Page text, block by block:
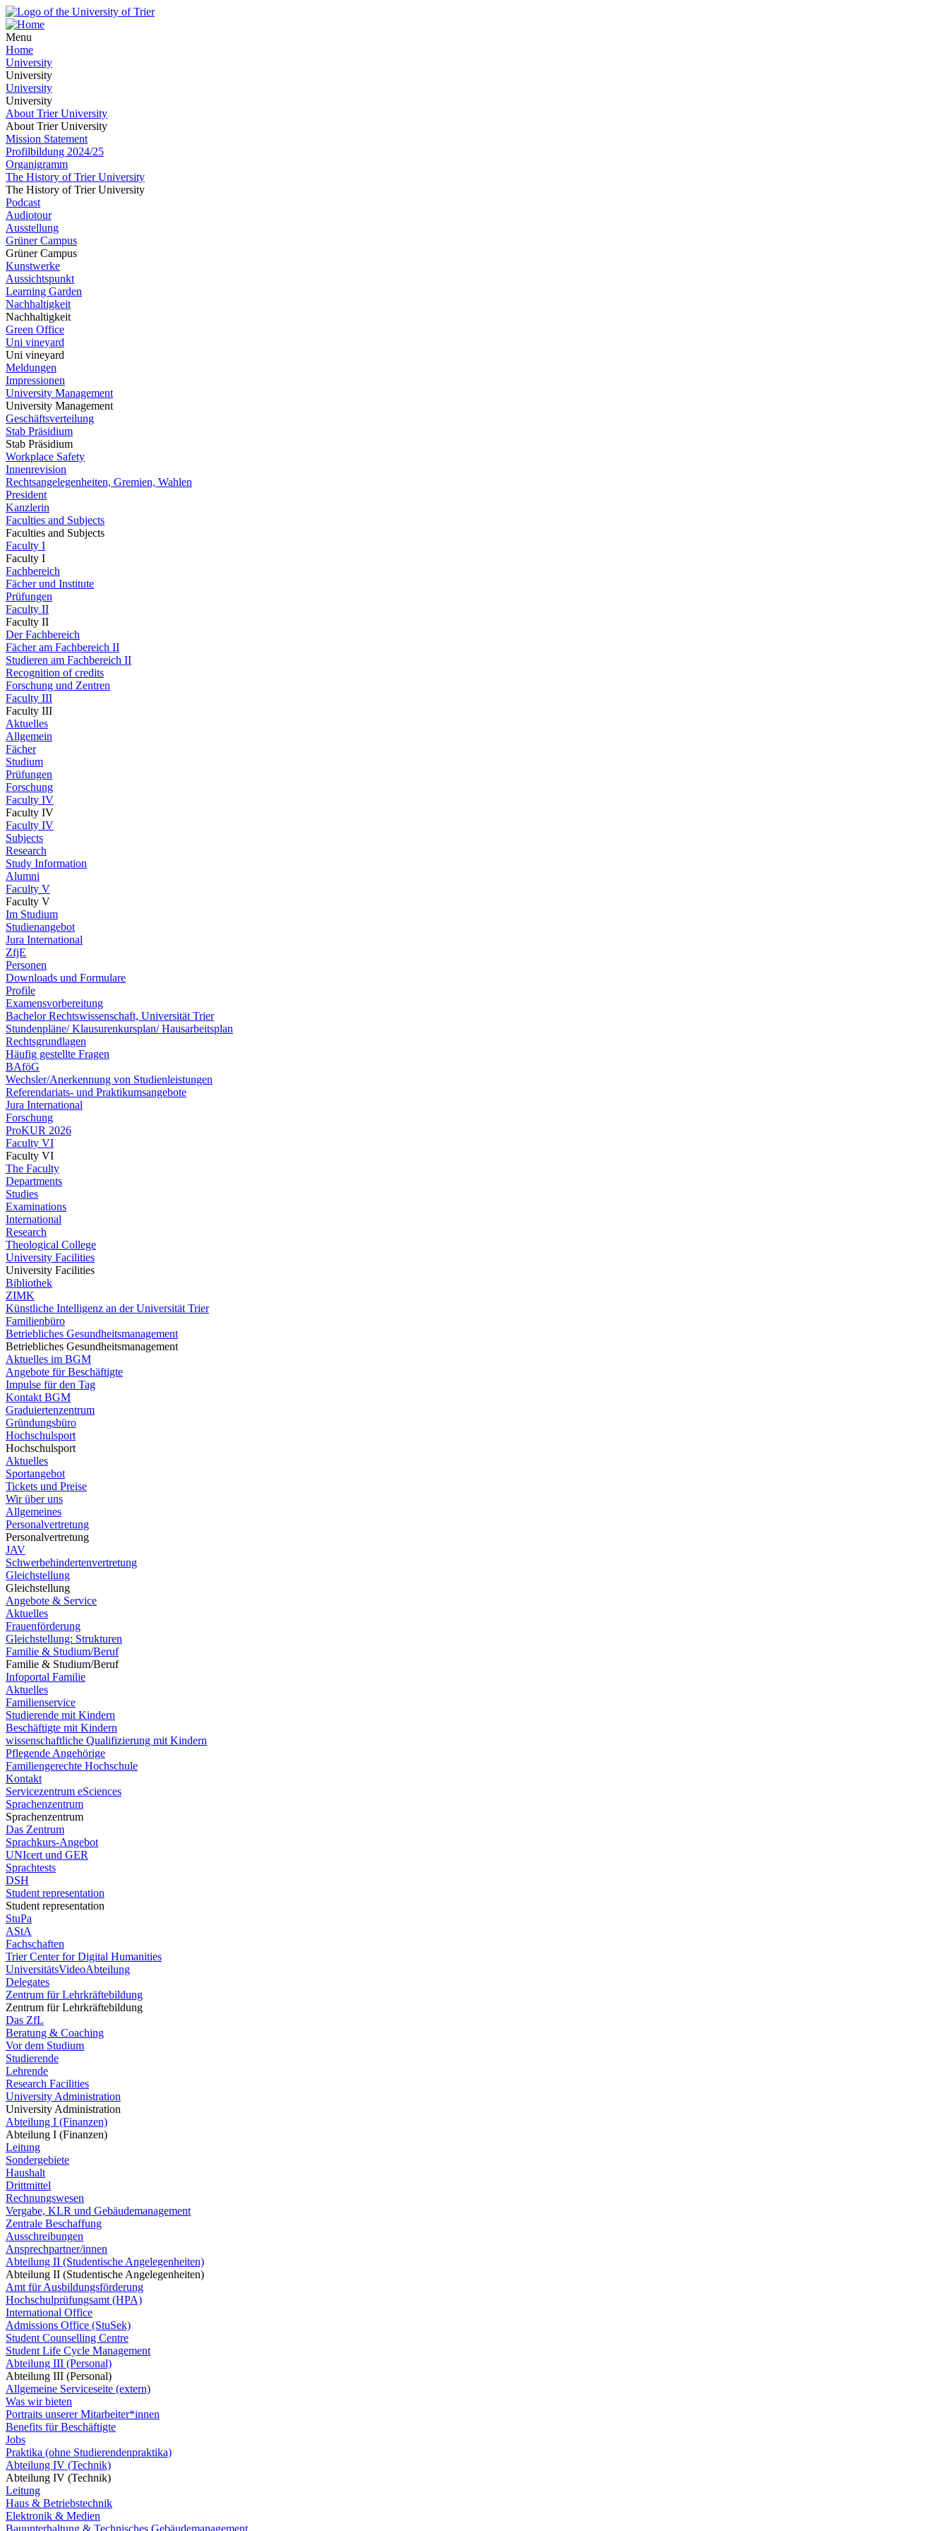
Menu
Home
University
University
University
University
About Trier University
About Trier University
Mission Statement
Profilbildung 2024/25
Organigramm
The History of Trier University
The History of Trier University
Podcast
Audiotour
Ausstellung
Grüner Campus
Grüner Campus
Kunstwerke
Aussichtspunkt
Learning Garden
Nachhaltigkeit
Nachhaltigkeit
Green Office
Uni vineyard
Uni vineyard
Meldungen
Impressionen
University Management
University Management
Geschäftsverteilung
Stab Präsidium
Stab Präsidium
Workplace Safety
Innenrevision
Rechtsangelegenheiten, Gremien, Wahlen
President
Kanzlerin
Faculties and Subjects
Faculties and Subjects
Faculty I
Faculty I
Fachbereich
Fächer und Institute
Prüfungen
Faculty II
Faculty II
Der Fachbereich
Fächer am Fachbereich II
Studieren am Fachbereich II
Recognition of credits
Forschung und Zentren
Faculty III
Faculty III
Aktuelles
Allgemein
Fächer
Studium
Prüfungen
Forschung
Faculty IV
Faculty IV
Faculty IV
Subjects
Research
Study Information
Alumni
Faculty V
Faculty V
Im Studium
Studienangebot
Jura International
ZfjE
Personen
Downloads und Formulare
Profile
Examensvorbereitung
Bachelor Rechtswissenschaft, Universität Trier
Stundenpläne/ Klausurenkursplan/ Hausarbeitsplan
Rechtsgrundlagen
Häufig gestellte Fragen
BAföG
Wechsler/Anerkennung von Studienleistungen
Referendariats- und Praktikumsangebote
Jura International
Forschung
ProKUR 2026
Faculty VI
Faculty VI
The Faculty
Departments
Studies
Examinations
International
Research
Theological College
University Facilities
University Facilities
Bibliothek
ZIMK
Künstliche Intelligenz an der Universität Trier
Familienbüro
Betriebliches Gesundheitsmanagement
Betriebliches Gesundheitsmanagement
Aktuelles im BGM
Angebote für Beschäftigte
Impulse für den Tag
Kontakt BGM
Graduiertenzentrum
Gründungsbüro
Hochschulsport
Hochschulsport
Aktuelles
Sportangebot
Tickets und Preise
Wir über uns
Allgemeines
Personalvertretung
Personalvertretung
JAV
Schwerbehindertenvertretung
Gleichstellung
Gleichstellung
Angebote & Service
Aktuelles
Frauenförderung
Gleichstellung: Strukturen
Familie & Studium/Beruf
Familie & Studium/Beruf
Infoportal Familie
Aktuelles
Familienservice
Studierende mit Kindern
Beschäftigte mit Kindern
wissenschaftliche Qualifizierung mit Kindern
Pflegende Angehörige
Familiengerechte Hochschule
Kontakt
Servicezentrum eSciences
Sprachenzentrum
Sprachenzentrum
Das Zentrum
Sprachkurs-Angebot
UNIcert und GER
Sprachtests
DSH
Student representation
Student representation
StuPa
AStA
Fachschaften
Trier Center for Digital Humanities
UniversitätsVideoAbteilung
Delegates
Zentrum für Lehrkräftebildung
Zentrum für Lehrkräftebildung
Das ZfL
Beratung & Coaching
Vor dem Studium
Studierende
Lehrende
Research Facilities
University Administration
University Administration
Abteilung I (Finanzen)
Abteilung I (Finanzen)
Leitung
Sondergebiete
Haushalt
Drittmittel
Rechnungswesen
Vergabe, KLR und Gebäudemanagement
Zentrale Beschaffung
Ausschreibungen
Ansprechpartner/innen
Abteilung II (Studentische Angelegenheiten)
Abteilung II (Studentische Angelegenheiten)
Amt für Ausbildungsförderung
Hochschulprüfungsamt (HPA)
International Office
Admissions Office (StuSek)
Student Counselling Centre
Student Life Cycle Management
Abteilung III (Personal)
Abteilung III (Personal)
Allgemeine Serviceseite (extern)
Was wir bieten
Portraits unserer Mitarbeiter*innen
Benefits für Beschäftigte
Jobs
Praktika (ohne Studierendenpraktika)
Abteilung IV (Technik)
Abteilung IV (Technik)
Leitung
Haus & Betriebstechnik
Elektronik & Medien
Bauunterhaltung & Technisches Gebäudemanagement